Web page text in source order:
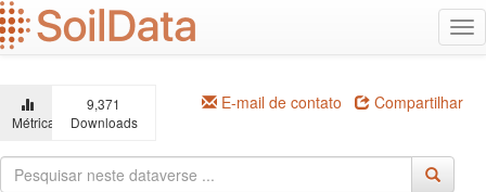
Ir
para
o
principal
Métricas
9,371
Downloads
E-mail de contato Compartilhar